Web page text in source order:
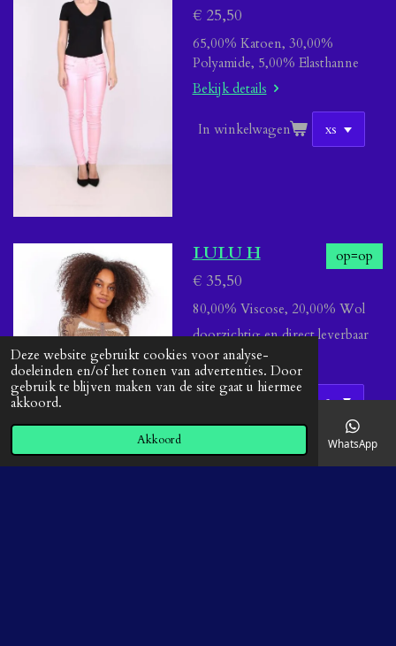
Deze website gebruikt cookies voor analyse-
doeleinden en/of het tonen van advertenties. Door
gebruik te blijven maken van de site gaat u hiermee
akkoord.
Akkoord
€ 25,50
65,00% Katoen, 30,00%
Polyamide, 5,00% Elasthanne
Bekijk details
In winkelwagen
op=op
LULU H
€ 35,50
80,00% Viscose, 20,00% Wol
doorzichtig en direct leverbaar
Bekijk details
In winkelwagen
Telefoonnummer WhatsApp